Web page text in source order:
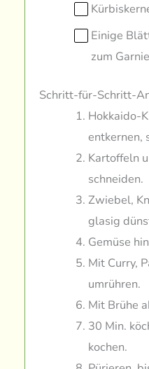
Einige
zum
Schritt-für-Schritt-
Hokkaido-
entkernen,
Kartoffeln
schneiden.
Zwiebel,
glasig
Gemüse
Mit Curry,
umrühren.
Mit Brühe
30 Min.
kochen.